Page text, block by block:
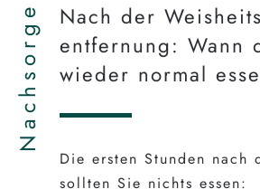
Nachsorge
Nach der
entfernung: Wann
wieder normal
Die ersten Stunden nach
sollten Sie nichts essen: